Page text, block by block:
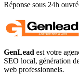
Réponse sous 24h
GenLead est votre
SEO local, génération
web professionnels.